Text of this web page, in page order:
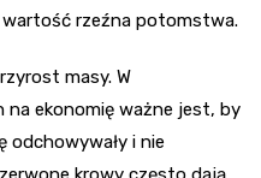
rzeźna potomstwa.
masy. W
ekonomię ważne jest, by
odchowywały i nie